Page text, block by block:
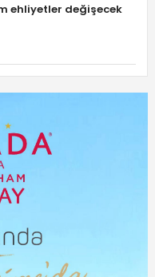
ehliyetler değişecek